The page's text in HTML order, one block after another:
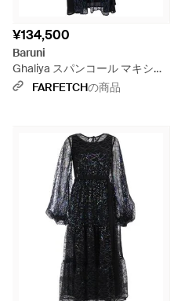
¥134,500
Baruni
Ghaliya スパンコール マキシド
レス - ブルー
FARFETCHの商品